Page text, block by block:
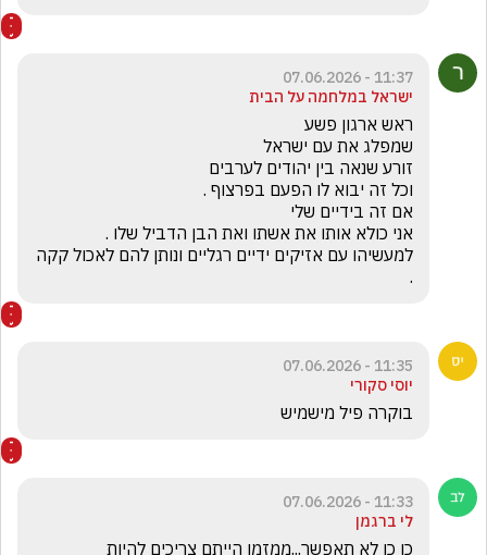
11:37 - 07.06.2026
ישראל במלחמה על הבית
.
11:35 - 07.06.2026
יוסי סקורי
בוקרה פיל מישמיש
11:33 - 07.06.2026
לי ברגמן